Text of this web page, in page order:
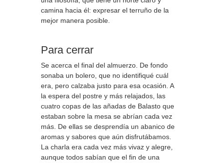
camina hacia él: expresar el terruño de la
mejor manera posible.
Para cerrar
Se acerca el final del almuerzo. De fondo
sonaba un bolero, que no identifiqué cuál
era, pero calzaba justo para esa ocasión. A
la espera del postre y más relajados, las
cuatro copas de las añadas de Balasto que
estaban sobre la mesa se abrían cada vez
más. De ellas se desprendía un abanico de
aromas y sabores que aún disfrutábamos.
La charla era cada vez más vivaz y alegre,
aunque todos sabían que el fin de una